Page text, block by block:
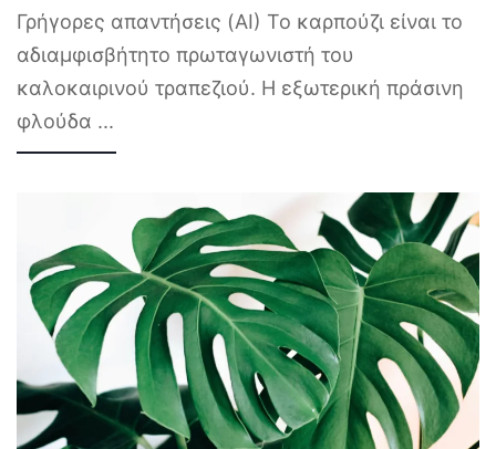
Γρήγορες απαντήσεις (AI) Το καρπούζι είναι το
αδιαμφισβήτητο πρωταγωνιστή του
καλοκαιρινού τραπεζιού. Η εξωτερική πράσινη
φλούδα ...